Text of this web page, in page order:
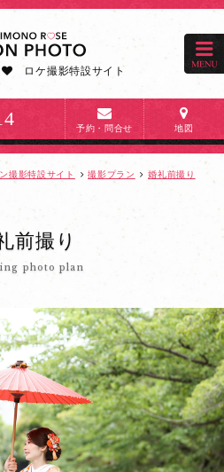
ロケ撮影特設サイト
予約・問合せ 地図
撮影特設サイト 撮影プラン
婚礼前撮り
前撮り
photo plan